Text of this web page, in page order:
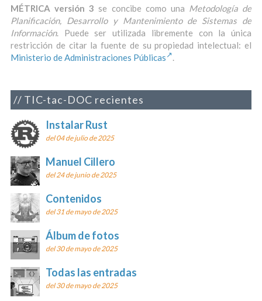
MÉTRICA versión 3 se concibe como una Metodología de
Planificación, Desarrollo y Mantenimiento de Sistemas de
Información. Puede ser utilizada libremente con la única
restricción de citar la fuente de su propiedad intelectual: el
Ministerio de Administraciones Públicas
.
TIC-tac-DOC recientes
Instalar Rust
del 04 de julio de 2025
Manuel Cillero
del 24 de junio de 2025
Contenidos
del 31 de mayo de 2025
Álbum de fotos
del 30 de mayo de 2025
Todas las entradas
del 30 de mayo de 2025